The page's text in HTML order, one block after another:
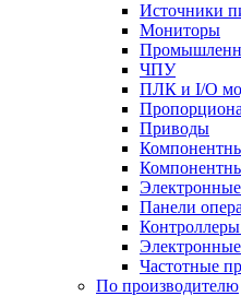
Источники
Мониторы
ЧПУ
ПЛК и I/O
Приводы
Панели
Частотные
По производителю